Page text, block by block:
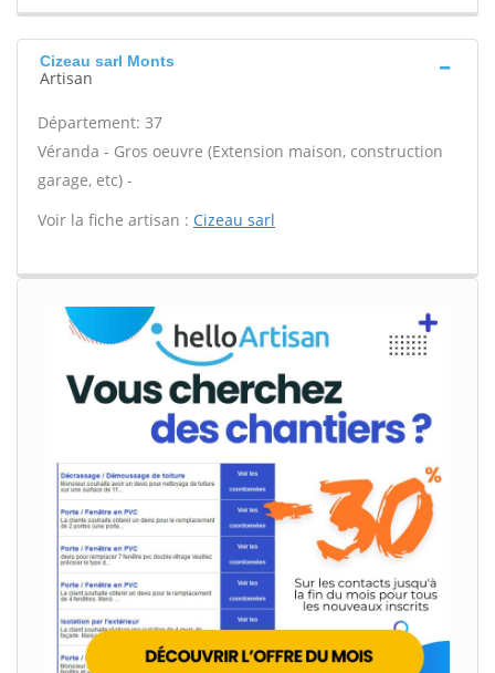
Cizeau sarl Monts
Artisan
Département: 37
Véranda - Gros oeuvre (Extension maison, construction
garage, etc) -
Voir la fiche artisan : Cizeau sarl